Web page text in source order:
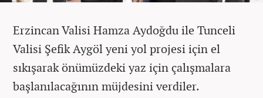
Erzincan Valisi Hamza Aydoğdu ile Tunceli
Valisi Şefik Aygöl yeni yol projesi için el
sıkışarak önümüzdeki yaz için çalışmalara
başlanılacağının müjdesini verdiler.